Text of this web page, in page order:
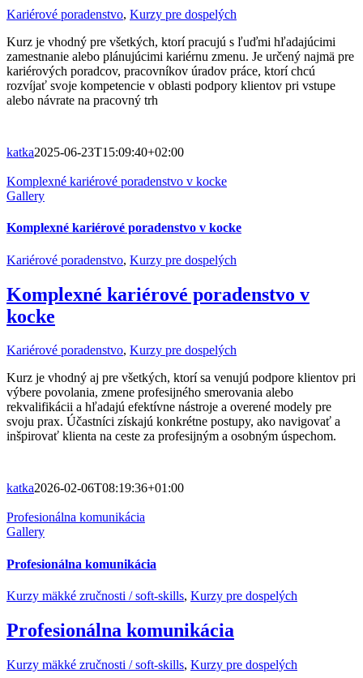
Kariérové poradenstvo, Kurzy pre dospelých
Kurz je vhodný pre všetkých, ktorí pracujú s ľuďmi hľadajúcimi
zamestnanie alebo plánujúcimi kariérnu zmenu. Je určený najmä pre
kariérových poradcov, pracovníkov úradov práce, ktorí chcú
rozvíjať svoje kompetencie v oblasti podpory klientov pri vstupe
alebo návrate na pracovný trh
katka2025-06-23T15:09:40+02:00
Komplexné kariérové poradenstvo v kocke
Gallery
Komplexné kariérové poradenstvo v kocke
Kariérové poradenstvo, Kurzy pre dospelých
Komplexné kariérové poradenstvo v
kocke
Kariérové poradenstvo, Kurzy pre dospelých
Kurz je vhodný aj pre všetkých, ktorí sa venujú podpore klientov pri
výbere povolania, zmene profesijného smerovania alebo
rekvalifikácii a hľadajú efektívne nástroje a overené modely pre
svoju prax. Účastníci získajú konkrétne postupy, ako navigovať a
inšpirovať klienta na ceste za profesijným a osobným úspechom.
katka2026-02-06T08:19:36+01:00
Profesionálna komunikácia
Gallery
Profesionálna komunikácia
Kurzy mäkké zručnosti / soft-skills, Kurzy pre dospelých
Profesionálna komunikácia
Kurzy mäkké zručnosti / soft-skills, Kurzy pre dospelých